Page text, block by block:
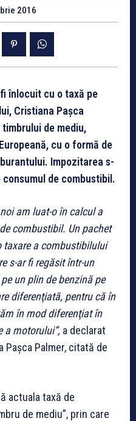
2016
înlocuit cu o taxă pe
Cristiana Paşca
de mediu,
cu o formă de
Impozitarea s-
de combustibil.
am luat-o în calcul a
combustibil. Un pachet
taxare a combustibilului
s-ar fi regăsit într-un
un plin de benzină pe
diferenţiată, pentru că în
în mod diferenţiat în
a motorului”, a declarat
Palmer, citată de
actuala taxă de
de mediu”, prin care